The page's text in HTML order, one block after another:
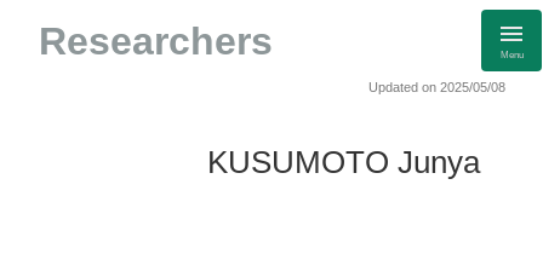
Researchers Menu
Updated on 2025/05/08
KUSUMOTO Junya